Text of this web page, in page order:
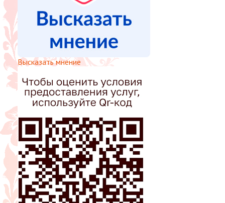
Высказать мнение